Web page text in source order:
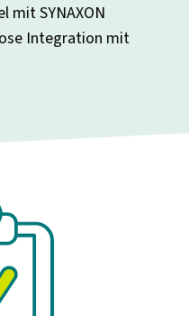
mit SYNAXON
Integration mit